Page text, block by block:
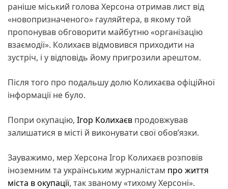
раніше міський голова Херсона отримав лист від
«новопризначеного» гауляйтера, в якому той
пропонував обговорити майбутню «організацію
взаємодії». Колихаєв відмовився приходити на
зустріч, і у відповідь йому пригрозили арештом.
Після того про подальшу долю Колихаєва офіційної
інформації не було.
Попри окупацію, Ігор Колихаєв продовжував
залишатися в місті й виконувати свої обов’язки.
Зауважимо, мер Херсона Ігор Колихаєв розповів
іноземним та українським журналістам про життя
міста в окупації, так званому «тихому Херсоні».